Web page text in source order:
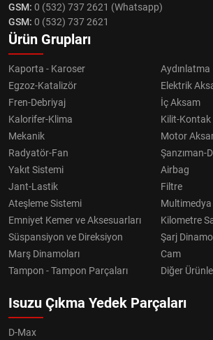
GSM: 0 (532) 737 2621 (Whatsapp)
GSM: 0 (532) 737 2621
Ürün Grupları
Kaporta - Karoser
Aydınlatma
Egzoz-Katalizör
Elektrik
Fren-Debriyaj
İç Aksam
Kalorifer-Klima
Kilit-Kontak
Mekanik
Motor
Radyatör-Fan
Şanzıman-
Yakıt Sistemi
Airbag
Jant-Lastik
Filtre
Ateşleme Sistemi
Multimedya
Emniyet Kemer ve Aksesuarları
Kilometre
Süspansiyon ve Direksiyon
Şarj
Marş Dinamoları
Cam
Tampon - Tampon Parçaları
Diğer
Isuzu Çıkma Yedek Parçaları
D-Max